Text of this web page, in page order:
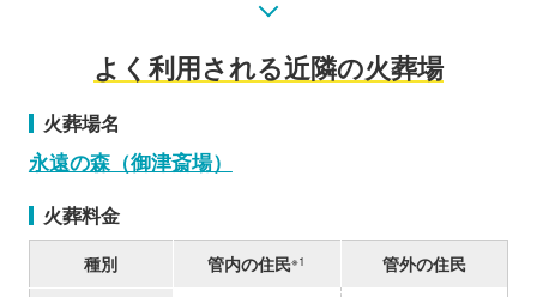
よく利用される近隣の火葬場
火葬場名
永遠の森（御津斎場）
火葬料金
種別 管内の住民※1
管外の住民